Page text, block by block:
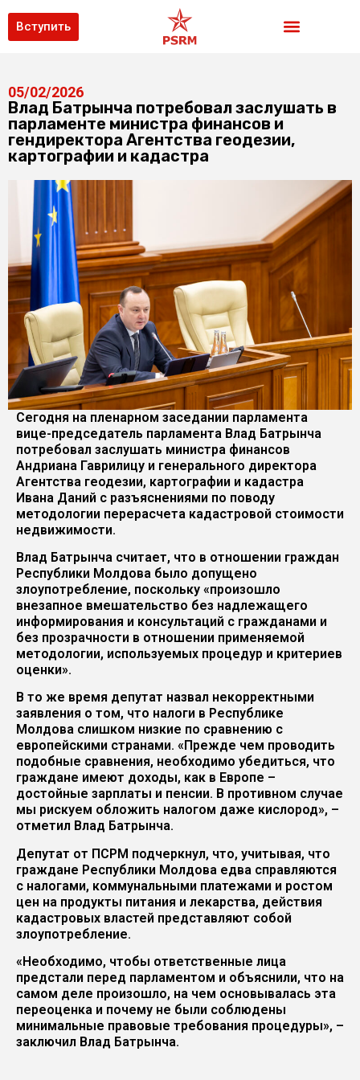
Вступить
05/02/2026
Влад Батрынча потребовал заслушать в
парламенте министра финансов и
гендиректора Агентства геодезии,
картографии и кадастра
Сегодня на пленарном заседании парламента
вице-председатель парламента Влад Батрынча
потребовал заслушать министра финансов
Андриана Гаврилицу и генерального директора
Агентства геодезии, картографии и кадастра
Ивана Даний с разъяснениями по поводу
методологии перерасчета кадастровой стоимости
недвижимости.
Влад Батрынча считает, что в отношении граждан
Республики Молдова было допущено
злоупотребление, поскольку «произошло
внезапное вмешательство без надлежащего
информирования и консультаций с гражданами и
без прозрачности в отношении применяемой
методологии, используемых процедур и критериев
оценки».
В то же время депутат назвал некорректными
заявления о том, что налоги в Республике
Молдова слишком низкие по сравнению с
европейскими странами. «Прежде чем проводить
подобные сравнения, необходимо убедиться, что
граждане имеют доходы, как в Европе –
достойные зарплаты и пенсии. В противном случае
мы рискуем обложить налогом даже кислород», –
отметил Влад Батрынча.
Депутат от ПСРМ подчеркнул, что, учитывая, что
граждане Республики Молдова едва справляются
с налогами, коммунальными платежами и ростом
цен на продукты питания и лекарства, действия
кадастровых властей представляют собой
злоупотребление.
«Необходимо, чтобы ответственные лица
предстали перед парламентом и объяснили, что на
самом деле произошло, на чем основывалась эта
переоценка и почему не были соблюдены
минимальные правовые требования процедуры», –
заключил Влад Батрынча.